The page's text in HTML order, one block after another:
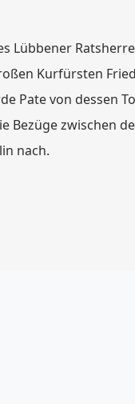
Lübbener
Kurfürsten
Pate von dessen
Bezüge zwischen
nach.